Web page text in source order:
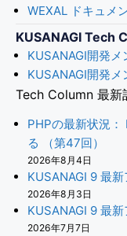
WEXAL ドキュメ
KUSANAGI Tech
KUSANAGI開発
KUSANAGI開発
Tech Column 最新
PHPの最新状況
る （第47回）
2026年8月4日
KUSANAGI 9 最
2026年8月3日
KUSANAGI 9 最
2026年7月7日